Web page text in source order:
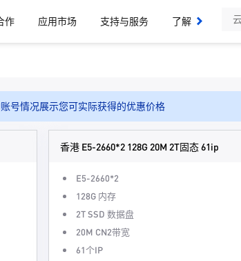
作 应用市场 支持与服务
了解我们
号情况展示您可实际获得的优惠价格
香港 E5-2660*2 128G 20M 2T固态 61ip
E5-2660*2
128G 内存
2T SSD 数据盘
20M CN2带宽
61个IP